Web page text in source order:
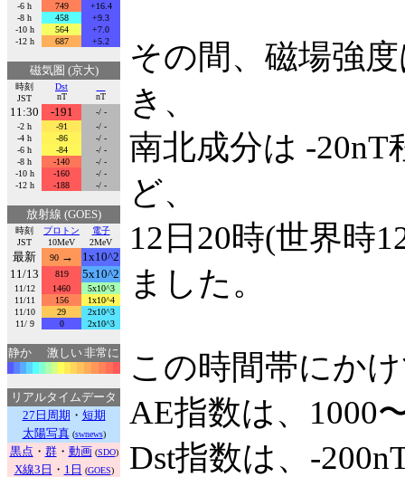
-6 h
749
+16.4
-8 h
458
+9.3
-10 h
564
+7.0
-12 h
687 +5.2
磁気圏 (京大)
時刻
JST
Dst
nT
nT
11:30 -191
-/ -
-2 h
-91
-/ -
-4 h
-86
-/ -
-6 h
-84
-/ -
-8 h
-140
-/ -
-10 h
-160
-/ -
-12 h
-188 -/ -
放射線 (GOES)
時刻
JST
プロトン
10MeV
電子
2MeV
最新 90 →
1x10^2
11/13
819 5x10^2
11/12 1460
5x10^3
11/11
156
1x10^4
11/10
29
2x10^3
11/ 9
0 2x10^3
静か 激しい非常に
リアルタイムデータ
27日周期 ・ 短期
太陽写真(swnews)
黒点 ・ 群・ 動画 (SDO)
X線3日 ・ 1日 (GOES)
その間、磁場強
き、
南北成分は -
ど、
12日20時(世界時
ました。
この時間帯にか
AE指数は、1000
Dst指数は、-